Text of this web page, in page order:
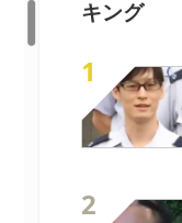
キング
1
2